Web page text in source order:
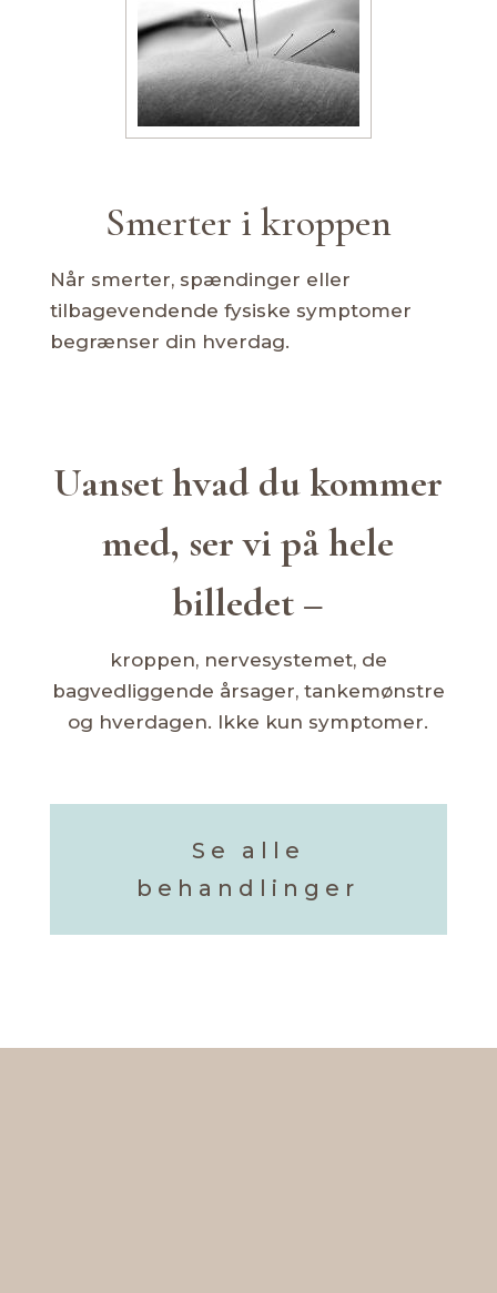
Smerter i kroppen
Når smerter, spændinger eller
tilbagevendende fysiske symptomer
begrænser din hverdag.
Uanset hvad du kommer
med, ser vi på hele
billedet –
kroppen, nervesystemet, de
bagvedliggende årsager, tankemønstre
og hverdagen. Ikke kun symptomer.
Se alle
behandlinger